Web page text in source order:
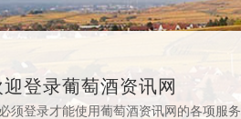
迎登录葡萄酒资讯网
须登录才能使用葡萄酒资讯网的各项服务